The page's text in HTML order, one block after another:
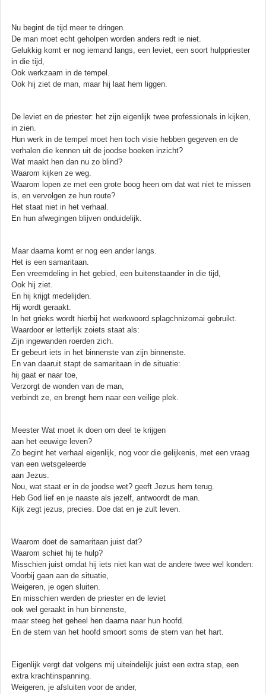
Nu begint de tijd meer te dringen.
De man moet echt geholpen worden anders redt ie niet.
Gelukkig komt er nog iemand langs, een leviet, een soort hulppriester
in die tijd,
Ook werkzaam in de tempel.
Ook hij ziet de man, maar hij laat hem liggen.
De leviet en de priester: het zijn eigenlijk twee professionals in kijken,
in zien.
Hun werk in de tempel moet hen toch visie hebben gegeven en de
verhalen die kennen uit de joodse boeken inzicht?
Wat maakt hen dan nu zo blind?
Waarom kijken ze weg.
Waarom lopen ze met een grote boog heen om dat wat niet te missen
is, en vervolgen ze hun route?
Het staat niet in het verhaal.
En hun afwegingen blijven onduidelijk.
Maar daarna komt er nog een ander langs.
Het is een samaritaan.
Een vreemdeling in het gebied, een buitenstaander in die tijd,
Ook hij ziet.
En hij krijgt medelijden.
Hij wordt geraakt.
In het grieks wordt hierbij het werkwoord splagchnizomai gebruikt.
Waardoor er letterlijk zoiets staat als:
Zijn ingewanden roerden zich.
Er gebeurt iets in het binnenste van zijn binnenste.
En van daaruit stapt de samaritaan in de situatie:
hij gaat er naar toe,
Verzorgt de wonden van de man,
verbindt ze, en brengt hem naar een veilige plek.
Meester Wat moet ik doen om deel te krijgen
aan het eeuwige leven?
Zo begint het verhaal eigenlijk, nog voor die gelijkenis, met een vraag
van een wetsgeleerde
aan Jezus.
Nou, wat staat er in de joodse wet? geeft Jezus hem terug.
Heb God lief en je naaste als jezelf, antwoordt de man.
Kijk zegt jezus, precies. Doe dat en je zult leven.
Waarom doet de samaritaan juist dat?
Waarom schiet hij te hulp?
Misschien juist omdat hij iets niet kan wat de andere twee wel konden:
Voorbij gaan aan de situatie,
Weigeren, je ogen sluiten.
En misschien werden de priester en de leviet
ook wel geraakt in hun binnenste,
maar steeg het geheel hen daarna naar hun hoofd.
En de stem van het hoofd smoort soms de stem van het hart.
Eigenlijk vergt dat volgens mij uiteindelijk juist een extra stap, een
extra krachtinspanning.
Weigeren, je afsluiten voor de ander,